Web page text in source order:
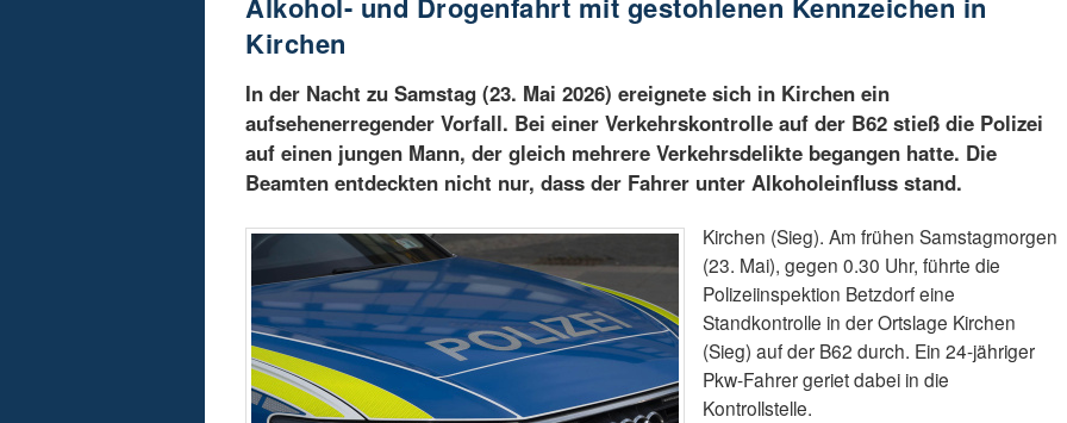
Kirchen
In der Nacht zu Samstag (23. Mai 2026) ereignete sich in Kirchen ein
aufsehenerregender Vorfall. Bei einer Verkehrskontrolle auf der B62 stieß die Polizei
auf einen jungen Mann, der gleich mehrere Verkehrsdelikte begangen hatte. Die
Beamten entdeckten nicht nur, dass der Fahrer unter Alkoholeinfluss stand.
Kirchen (Sieg). Am frühen Samstagmorgen
(23. Mai), gegen 0.30 Uhr, führte die
Polizeiinspektion Betzdorf eine
Standkontrolle in der Ortslage Kirchen
(Sieg) auf der B62 durch. Ein 24-jähriger
Pkw-Fahrer geriet dabei in die
Kontrollstelle.